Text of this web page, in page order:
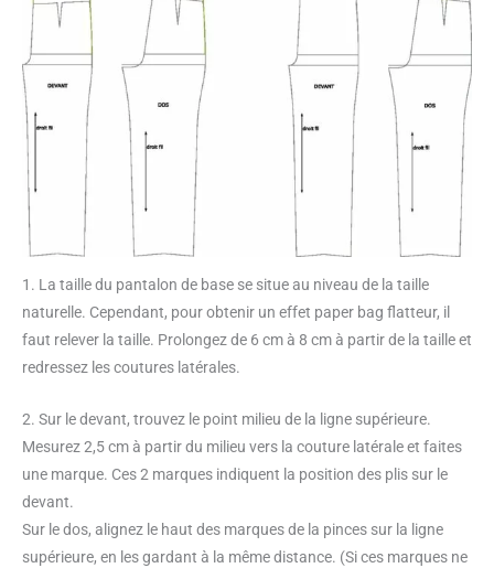
1. La taille du pantalon de base se situe au niveau de la taille
naturelle. Cependant, pour obtenir un effet paper bag flatteur, il
faut relever la taille. Prolongez de 6 cm à 8 cm à partir de la taille et
redressez les coutures latérales.
2. Sur le devant, trouvez le point milieu de la ligne supérieure.
Mesurez 2,5 cm à partir du milieu vers la couture latérale et faites
une marque. Ces 2 marques indiquent la position des plis sur le
devant.
Sur le dos, alignez le haut des marques de la pinces sur la ligne
supérieure, en les gardant à la même distance. (Si ces marques ne